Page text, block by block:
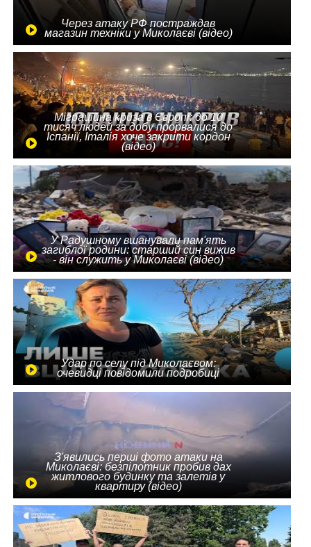
Через атаку РФ постраждав
магазин техніки у Миколаєві (відео)
Міграційна криза в Європі: до 10
тисяч людей за добу прорвалися до
Іспанії, Італія хоче закрити кордон
(відео)
У Радушному вшанували пам'ять
загиблої родини: старший син вижив
- він служить у Миколаєві (відео)
Удар по селу під Миколаєвом:
очевидці повідомили подробиці
З'явились перші фото атаки на
Миколаєві: безпілотник пробив дах
житлового будинку та залетів у
квартиру (відео)